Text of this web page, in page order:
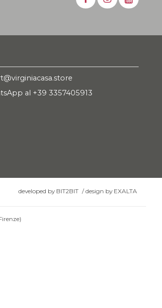
al +39 3357405913
developed by BIT2BIT /design by EXALTA